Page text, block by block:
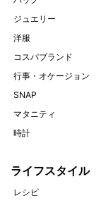
ジュエリー
洋服
コスパブランド
行事・オケージョン
SNAP
マタニティ
時計
ライフスタイル
レシピ